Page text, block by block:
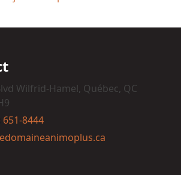
Wilfrid-Hamel, Québec, QC
651-8444